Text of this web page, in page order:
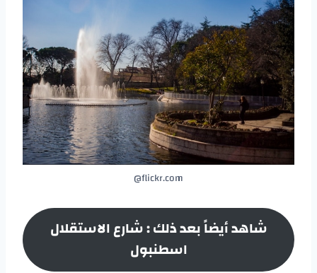
flickr.com@
شاهد أيضاً بعد ذلك :شارع الاستقلال
اسطنبول